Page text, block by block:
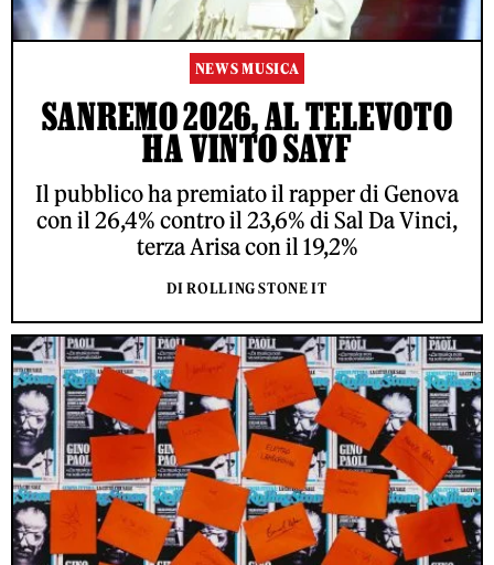
NEWS MUSICA
SANREMO 2026, AL TELEVOTO
HA VINTO SAYF
Il pubblico ha premiato il rapper di Genova
con il 26,4% contro il 23,6% di Sal Da Vinci,
terza Arisa con il 19,2%
DI ROLLING STONE IT